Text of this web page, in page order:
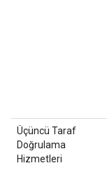
Üçüncü Taraf
Doğrulama
Hizmetleri